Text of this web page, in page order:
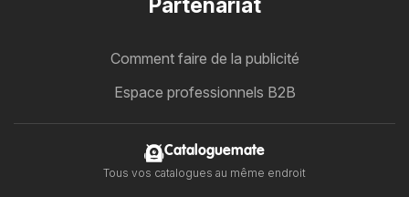
Partenariat
Comment faire de la publicité
Espace professionnels B2B
Cataloguemate
Tous vos catalogues au même endroit